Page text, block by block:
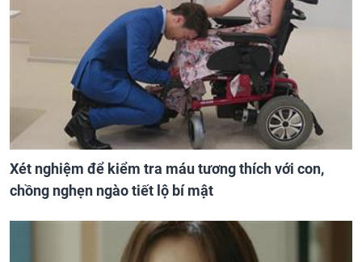
Xét nghiệm để kiểm tra máu tương thích với con,
chồng nghẹn ngào tiết lộ bí mật